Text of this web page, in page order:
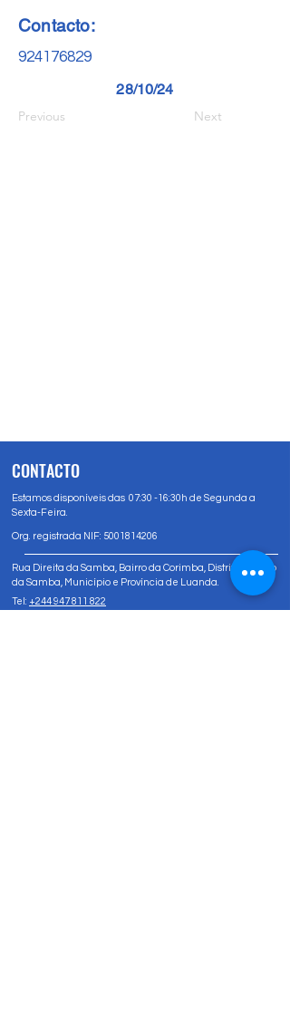
Contacto:
924176829
28/10/24
Previous Next
CONTACTO
Estamos disponíveis das 07:30 -16:30h de Segunda a
Sexta-Feira.
Org. registrada NIF: 5001814206
Rua Direita da Samba, Bairro da Corimba, Distrito Urbano
da Samba, Município e Província de Luanda.
Tel: +244 947 811 822